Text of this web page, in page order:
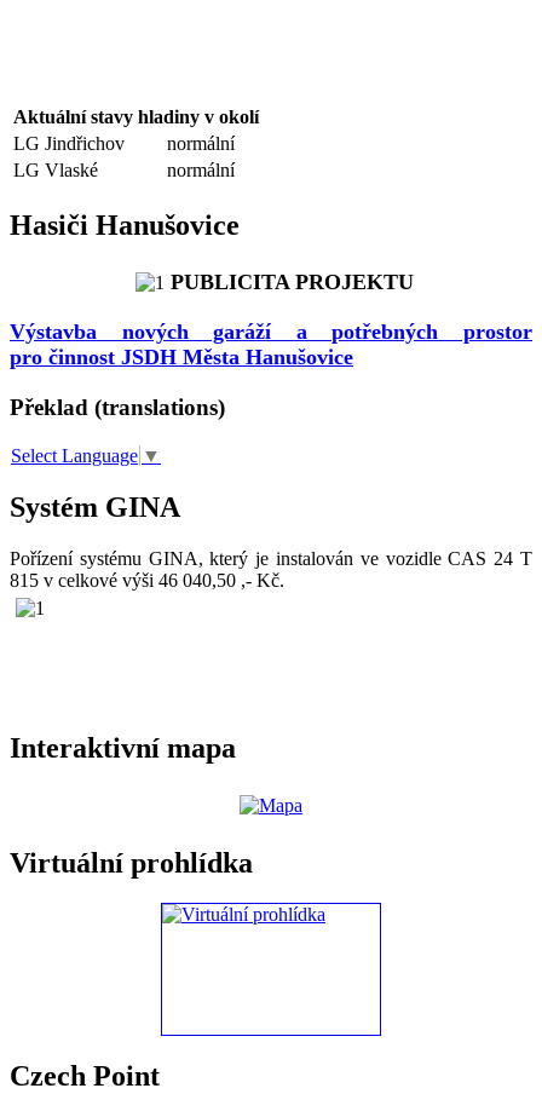
Aktuální stavy hladiny v okolí
LG Jindřichov
normální
LG Vlaské
normální
Hasiči Hanušovice
PUBLICITA PROJEKTU
Výstavba nových garáží a potřebných prostor
pro činnost JSDH Města Hanušovice
Překlad (translations)
Select Language ▼
Systém GINA
Pořízení systému GINA, který je instalován ve vozidle CAS 24 T
815 v celkové výši 46 040,50 ,- Kč.
Interaktivní mapa
Virtuální prohlídka
Czech Point